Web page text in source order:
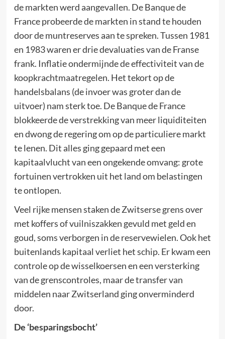
de markten werd aangevallen. De Banque de
France probeerde de markten in stand te houden
door de muntreserves aan te spreken. Tussen 1981
en 1983 waren er drie devaluaties van de Franse
frank. Inflatie ondermijnde de effectiviteit van de
koopkrachtmaatregelen. Het tekort op de
handelsbalans (de invoer was groter dan de
uitvoer) nam sterk toe. De Banque de France
blokkeerde de verstrekking van meer liquiditeiten
en dwong de regering om op de particuliere markt
te lenen. Dit alles ging gepaard met een
kapitaalvlucht van een ongekende omvang: grote
fortuinen vertrokken uit het land om belastingen
te ontlopen.
Veel rijke mensen staken de Zwitserse grens over
met koffers of vuilniszakken gevuld met geld en
goud, soms verborgen in de reservewielen. Ook het
buitenlands kapitaal verliet het schip. Er kwam een
controle op de wisselkoersen en een versterking
van de grenscontroles, maar de transfer van
middelen naar Zwitserland ging onverminderd
door.
De ‘besparingsbocht’